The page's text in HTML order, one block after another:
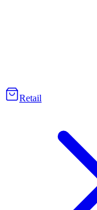
Retail